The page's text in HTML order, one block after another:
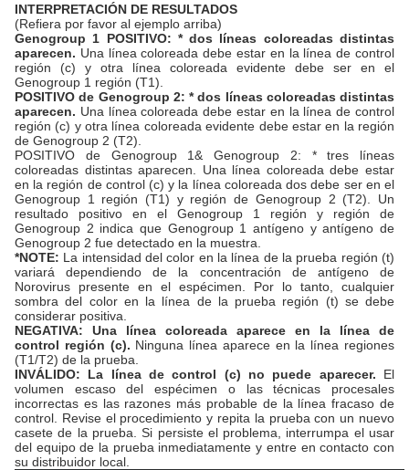
INTERPRETACIÓN DE RESULTADOS
(Refiera por favor al ejemplo arriba)
Genogroup 1 POSITIVO: * dos líneas coloreadas distintas
aparecen. Una línea coloreada debe estar en la línea de control
región (c) y otra línea coloreada evidente debe ser en el
Genogroup 1 región (T1).
POSITIVO de Genogroup 2: * dos líneas coloreadas distintas
aparecen. Una línea coloreada debe estar en la línea de control
región (c) y otra línea coloreada evidente debe estar en la región
de Genogroup 2 (T2).
POSITIVO de Genogroup 1& Genogroup 2: * tres líneas
coloreadas distintas aparecen. Una línea coloreada debe estar
en la región de control (c) y la línea coloreada dos debe ser en el
Genogroup 1 región (T1) y región de Genogroup 2 (T2). Un
resultado positivo en el Genogroup 1 región y región de
Genogroup 2 indica que Genogroup 1 antígeno y antígeno de
Genogroup 2 fue detectado en la muestra.
*NOTE: La intensidad del color en la línea de la prueba región (t)
variará dependiendo de la concentración de antígeno de
Norovirus presente en el espécimen. Por lo tanto, cualquier
sombra del color en la línea de la prueba región (t) se debe
considerar positiva.
NEGATIVA: Una línea coloreada aparece en la línea de
control región (c). Ninguna línea aparece en la línea regiones
(T1/T2) de la prueba.
INVÁLIDO: La línea de control (c) no puede aparecer. El
volumen escaso del espécimen o las técnicas procesales
incorrectas es las razones más probable de la línea fracaso de
control. Revise el procedimiento y repita la prueba con un nuevo
casete de la prueba. Si persiste el problema, interrumpa el usar
del equipo de la prueba inmediatamente y entre en contacto con
su distribuidor local.